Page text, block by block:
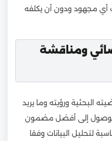
أي مجهود ودون أن يكلفه
ومناقشة
البحثية ورؤيته وما يريد
للوصول إلى أفضل مضمون
لتحليل البيانات وفقا